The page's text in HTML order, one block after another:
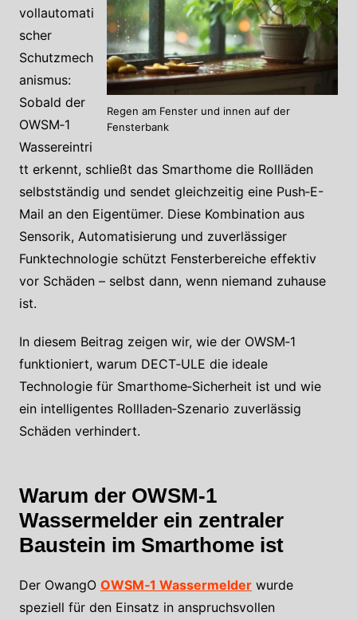
Regen am Fenster und innen auf der
Fensterbank
vollautomati
scher
Schutzmech
anismus:
Sobald der
OWSM‑1
Wassereintri
tt erkennt, schließt das Smarthome die Rollläden
selbstständig und sendet gleichzeitig eine Push‑E-
Mail an den Eigentümer. Diese Kombination aus
Sensorik, Automatisierung und zuverlässiger
Funktechnologie schützt Fensterbereiche effektiv
vor Schäden – selbst dann, wenn niemand zuhause
ist.
In diesem Beitrag zeigen wir, wie der OWSM‑1
funktioniert, warum DECT‑ULE die ideale
Technologie für Smarthome‑Sicherheit ist und wie
ein intelligentes Rollladen‑Szenario zuverlässig
Schäden verhindert.
Warum der OWSM‑1
Wassermelder ein zentraler
Baustein im Smarthome ist
Der OwangO OWSM‑1 Wassermelderwurde
speziell für den Einsatz in anspruchsvollen